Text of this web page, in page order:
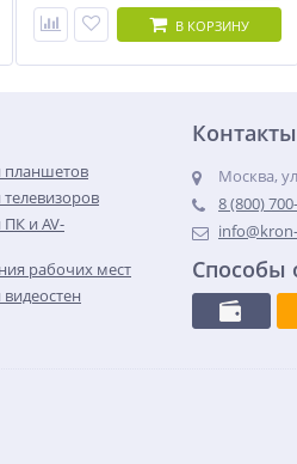
В КОРЗИНУ
планшетов
и AV-
рабочих мест
Контакты
Москва,
8 (800)
Способы